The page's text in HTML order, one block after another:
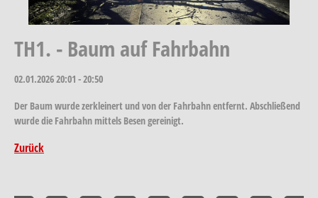
TH1. - Baum auf Fahrbahn
02.01.202620:01 - 20:50
Der Baum wurde zerkleinert und von der Fahrbahn entfernt. Abschließend
wurde die Fahrbahn mittels Besen gereinigt.
Zurück